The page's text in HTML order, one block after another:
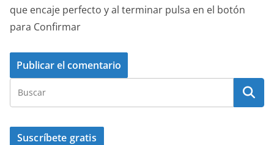
que encaje perfecto y al terminar pulsa en el botón
para Confirmar
Suscríbete gratis